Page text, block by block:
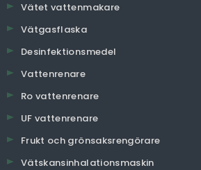
Vätet vattenmakare
Vätgasflaska
Desinfektionsmedel
Vattenrenare
Ro vattenrenare
UF vattenrenare
Frukt och grönsaksrengörare
Vätskansinhalationsmaskin